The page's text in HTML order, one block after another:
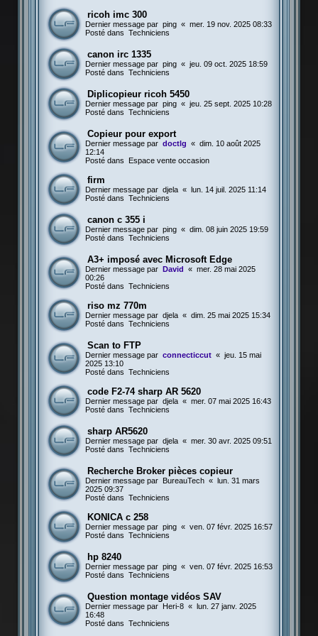
ricoh imc 300
Dernier message par ping « mer. 19 nov. 2025 08:33
Posté dans Techniciens
canon irc 1335
Dernier message par ping « jeu. 09 oct. 2025 18:59
Posté dans Techniciens
Diplicopieur ricoh 5450
Dernier message par ping « jeu. 25 sept. 2025 10:28
Posté dans Techniciens
Copieur pour export
Dernier message par doctlg « dim. 10 août 2025
12:14
Posté dans
Espace vente occasion
firm
Dernier message par djela « lun. 14 juil. 2025 11:14
Posté dans Techniciens
canon c 355 i
Dernier message par ping « dim. 08 juin 2025 19:59
Posté dans Techniciens
A3+ imposé avec Microsoft Edge
Dernier message par David « mer. 28 mai 2025
00:26
Posté dans Techniciens
riso mz 770m
Dernier message par djela « dim. 25 mai 2025 15:34
Posté dans Techniciens
Scan to FTP
Dernier message par connecticcut « jeu. 15 mai
2025 13:10
Posté dans Techniciens
code F2-74 sharp AR 5620
Dernier message par djela « mer. 07 mai 2025 16:43
Posté dans Techniciens
sharp AR5620
Dernier message par djela « mer. 30 avr. 2025 09:51
Posté dans Techniciens
Recherche Broker pièces copieur
Dernier message par BureauTech « lun. 31 mars
2025 09:37
Posté dans Techniciens
KONICA c 258
Dernier message par ping « ven. 07 févr. 2025 16:57
Posté dans Techniciens
hp 8240
Dernier message par ping « ven. 07 févr. 2025 16:53
Posté dans Techniciens
Question montage vidéos SAV
Dernier message par Heri-8 « lun. 27 janv. 2025
16:48
Posté dans Techniciens